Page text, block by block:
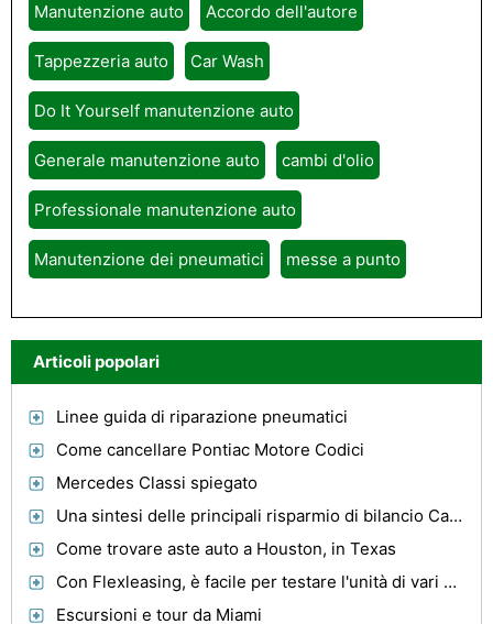
Manutenzione auto Accordo dell'autore
Tappezzeria auto Car Wash
Do It Yourself manutenzione auto
Generale manutenzione auto cambi d'olio
Professionale manutenzione auto
Manutenzione dei pneumatici messe a punto
Articoli popolari
Linee guida di riparazione pneumatici
Come cancellare Pontiac Motore Codici
Mercedes Classi spiegato
Una sintesi delle principali risparmio di bilancio Car Care fai da te Attività
Come trovare aste auto a Houston, in Texas
Con Flexleasing, è facile per testare l'unità di vari modelli di auto
Escursioni e tour da Miami